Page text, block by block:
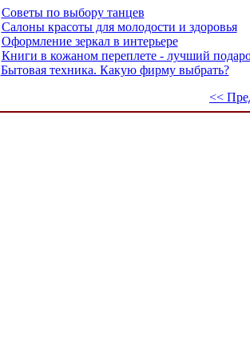
Cоветы по выбору танцев
Салоны красоты для молодости и здоровья
Оформление зеркал в интерьере
Книги в кожаном переплете - лучший
Бытовая техника. Какую фирму выбрать?
<<